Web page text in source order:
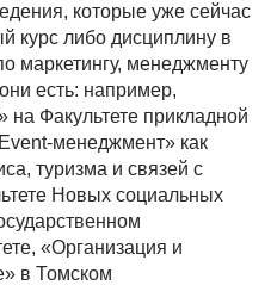
которые уже сейчас
курс либо дисциплину в
маркетингу, менеджменту
есть: например,
Факультете прикладной
менеджмент» как
туризма и связей с
Новых социальных
«Организация и
в Томском